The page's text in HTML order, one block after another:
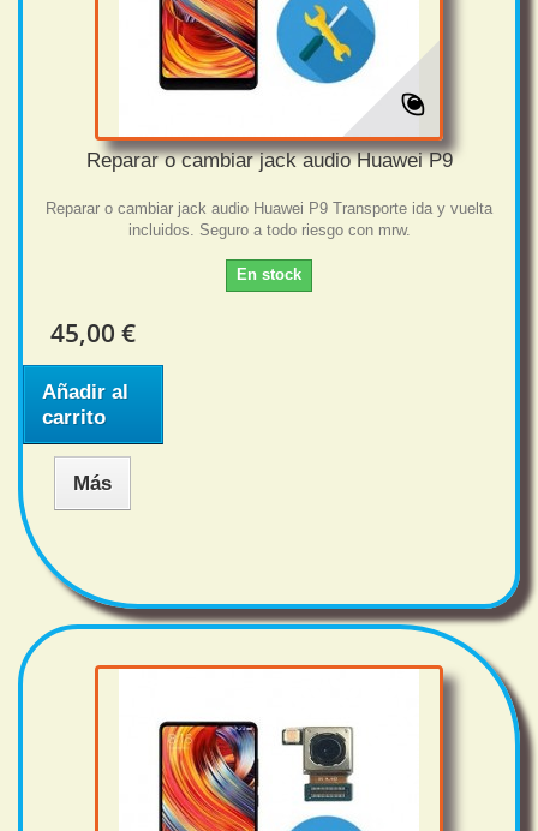
Reparar o cambiar jack audio Huawei P9
Reparar o cambiar jack audio Huawei P9 Transporte ida y vuelta
incluidos. Seguro a todo riesgo con mrw.
En stock
45,00 €
Añadir al
carrito
Más